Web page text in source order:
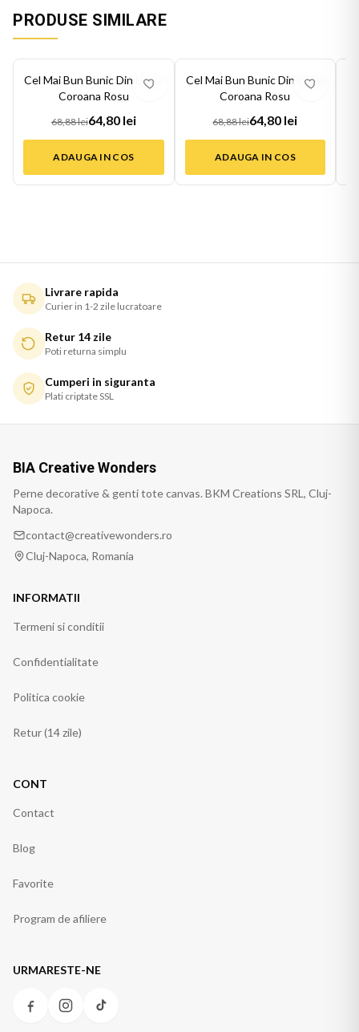
PRODUSE SIMILARE
6%
Cel Mai Bun Bunic Din Lume
Coroana Rosu
68,88 lei64,80 lei
ADAUGA IN COS
6%
Cel Mai Bun Bunic Din Lume
Coroana Rosu
68,88 lei64,80 lei
ADAUGA IN COS
Livrare rapida
Curier in 1-2 zile lucratoare
Retur 14 zile
Poti returna simplu
Cumperi in siguranta
Plati criptate SSL
BIA Creative Wonders
Perne decorative & genti tote canvas. BKM Creations SRL, Cluj-
Napoca.
contact@creativewonders.ro
Cluj-Napoca, Romania
INFORMATII
Termeni si conditii
Confidentialitate
Politica cookie
Retur (14 zile)
CONT
Contact
Blog
Favorite
Program de afiliere
URMARESTE-NE